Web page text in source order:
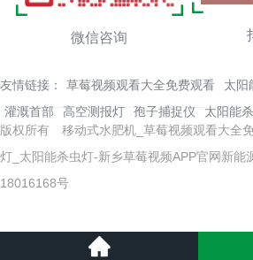
微信咨询
友情链接： 草莓视频观看大全免费观看 太阳
灌溉首部
高空测报灯 孢子捕捉仪
太阳能
版权所有 移动式水肥机_草莓视频观看大全
灯_太阳能杀虫灯-新乡草莓视频APP官网新
18016168号